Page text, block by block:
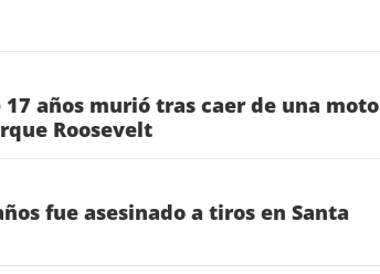
años murió tras caer de una moto
Roosevelt
fue asesinado a tiros en Santa